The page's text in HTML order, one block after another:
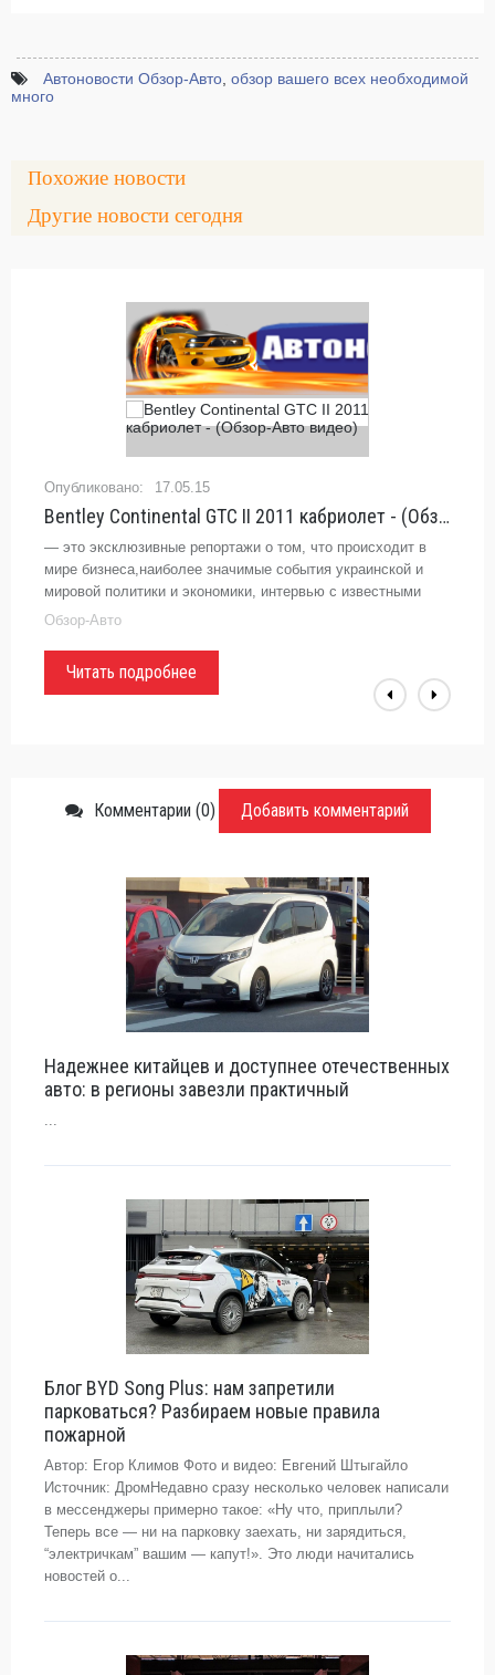
Автоновости Обзор-Авто обзор вашего всех необходимой
много
Похожие новости
Другие новости сегодня
17.05.15
Bentley Continental GTC II 2011 кабриолет - (Обзор-Авто видео)
— это эксклюзивные репортажи о том, что происходит в
мире бизнеса,наиболее значимые события украинской и
мировой политики и экономики, интервью с известными
профессионалами, экспертами и представителями власти,
Обзор-Авто
Читать подробнее
Комментарии (0) Добавить комментарий
Надежнее китайцев и доступнее отечественных
авто: в регионы завезли практичный
Блог BYD Song Plus: нам запретили
парковаться? Разбираем новые правила
пожарной
Автор: Егор Климов Фото и видео: Евгений Штыгайло
Источник: ДромНедавно сразу несколько человек написали
в мессенджеры примерно такое: «Ну что, приплыли?
Теперь все — ни на парковку заехать, ни зарядиться,
“электричкам” вашим — капут!». Это люди начитались
новостей о...